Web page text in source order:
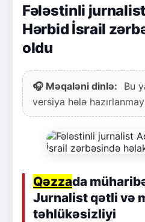
Fələstinli
Hərbid İsrail
oldu
🎧 Məqaləni dinlə:
Bu
versiya hələ
Qəzzada
Jurnalist qətli və
təhlükəsizliyi